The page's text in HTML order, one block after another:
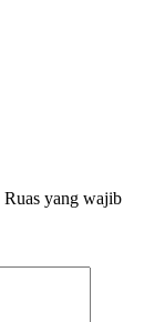
Ruas yang wajib